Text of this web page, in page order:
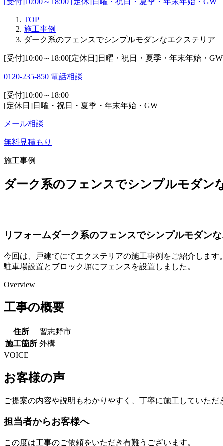
TOP
施工事例
ダーク系のフェンスでシンプルモダンなエクステリア
[受付]10:00～18:00[定休日]日曜・祝日・夏季・年末年始・GW
0120-235-850 電話相談
[受付]10:00～18:00
[定休日]日曜・祝日・夏季・年末年始・GW
メール相談
無料見積もり
施工事例
ダーク系のフェンスでシンプルモダン
リフォームダーク系のフェンスでシンプルモダン
今回は、戸建てにてエクステリアの施工事例をご紹介します。
駐車場設置とブロック塀にフェンスを設置しました。
Overview
工事の概要
住所
習志野市
施工箇所 外構
VOICE
お客様の声
ご提案の内容や説明もわかりやすく、丁寧に施工していただ
担当者からお客様へ
この度は工事のご依頼をいただき有難うございます。